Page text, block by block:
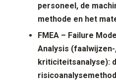
personeel, de
methode en het
FMEA – Failure
Analysis
kriticiteitsanalyse):